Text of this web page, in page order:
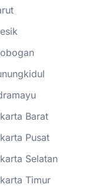
Barat
Pusat
Selatan
Timur